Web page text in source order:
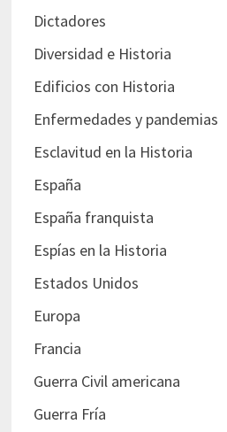
Dictadores
Diversidad e Historia
Edificios con Historia
Enfermedades y pandemias
Esclavitud en la Historia
España
España franquista
Espías en la Historia
Estados Unidos
Europa
Francia
Guerra Civil americana
Guerra Fría